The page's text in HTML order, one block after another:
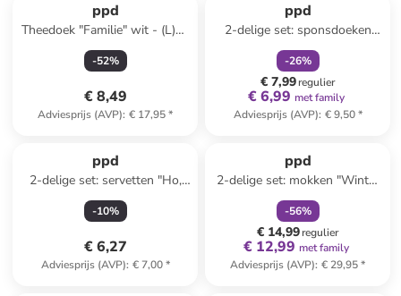
ppd
Theedoek "Familie" wit - (L)70
x (B)50 cm
-52%
€ 8,49
Adviesprijs (AVP): € 17,95*
ppd
2-delige set: sponsdoeken
"Formart Merry'' rood/wit -
(L)20 x (B)17,2 cm
-26%
€ 7,99regulier
€ 6,99 met family
Adviesprijs (AVP): € 9,50*
ppd
2-delige set: servetten "Ho,
Ho" wit/meerkleurig - 2x 20
stuks
-10%
€ 6,27
Adviesprijs (AVP): € 7,00*
ppd
2-delige set: mokken "Winter
Deers" wit/meerkleurig - 350
ml
-56%
€ 14,99regulier
€ 12,99 met family
Adviesprijs (AVP): € 29,95*